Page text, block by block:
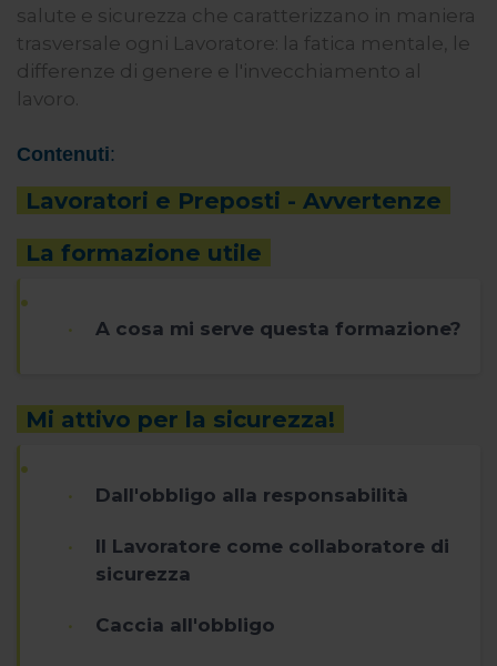
salute e sicurezza che caratterizzano in maniera
trasversale ogni Lavoratore: la fatica mentale, le
differenze di genere e l'invecchiamento al
lavoro.
Contenuti:
Lavoratori e Preposti - Avvertenze
La formazione utile
A cosa mi serve questa formazione?
Mi attivo per la sicurezza!
Dall'obbligo alla responsabilità
Il Lavoratore come collaboratore di
sicurezza
Caccia all'obbligo